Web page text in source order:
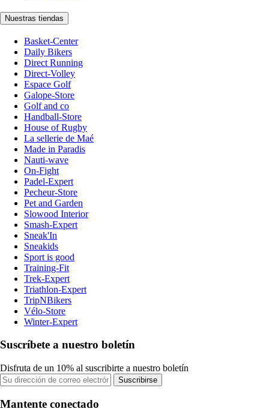
Nuestras tiendas
Basket-Center
Daily Bikers
Direct Running
Direct-Volley
Espace Golf
Galope-Store
Golf and co
Handball-Store
House of Rugby
La sellerie de Maé
Made in Paradis
Nauti-wave
On-Fight
Padel-Expert
Pecheur-Store
Pet and Garden
Slowood Interior
Smash-Expert
Sneak'In
Sneakids
Sport is good
Training-Fit
Trek-Expert
Triathlon-Expert
TripNBikers
Vélo-Store
Winter-Expert
Suscríbete a nuestro boletín
Disfruta de un 10% al suscribirte a nuestro boletín
Suscribirse
Mantente conectado